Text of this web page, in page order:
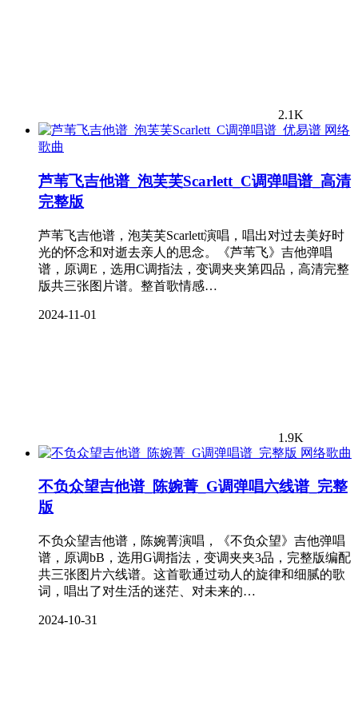
2.1K
网络
歌曲
芦苇飞吉他谱_泡芙芙Scarlett_C调弹唱谱_高清
完整版
芦苇飞吉他谱，泡芙芙Scarlett演唱，唱出对过去美好时
光的怀念和对逝去亲人的思念。《芦苇飞》吉他弹唱
谱，原调E，选用C调指法，变调夹夹第四品，高清完整
版共三张图片谱。整首歌情感…
2024-11-01
1.9K
网络歌曲
不负众望吉他谱_陈婉菁_G调弹唱六线谱_完整
版
不负众望吉他谱，陈婉菁演唱，《不负众望》吉他弹唱
谱，原调bB，选用G调指法，变调夹夹3品，完整版编配
共三张图片六线谱。这首歌通过动人的旋律和细腻的歌
词，唱出了对生活的迷茫、对未来的…
2024-10-31